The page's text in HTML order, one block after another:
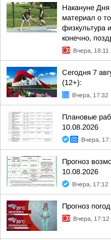
Накануне Дня
материал о
физкультура
конечно,
Вчера, 18:11
Сегодня 7
(12+):
Вчера, 17:32
Плановые
10.08.2026
Вчера,
Прогноз
10.08.2026
Вчера, 17:12
Прогноз
Вчера, 17:12